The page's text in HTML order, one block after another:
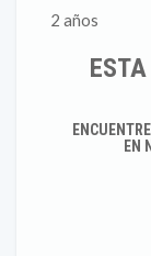
2 años
EN